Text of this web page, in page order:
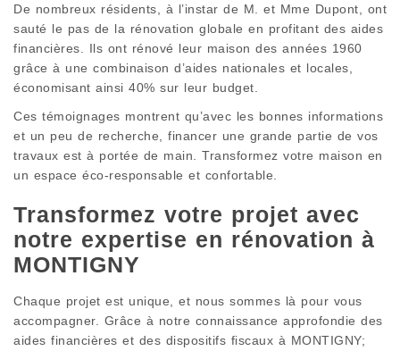
De nombreux résidents, à l’instar de M. et Mme Dupont, ont
sauté le pas de la rénovation globale en profitant des aides
financières. Ils ont rénové leur maison des années 1960
grâce à une combinaison d’aides nationales et locales,
économisant ainsi 40% sur leur budget.
Ces témoignages montrent qu’avec les bonnes informations
et un peu de recherche, financer une grande partie de vos
travaux est à portée de main. Transformez votre maison en
un espace éco-responsable et confortable.
Transformez votre projet avec
notre expertise en rénovation à
MONTIGNY
Chaque projet est unique, et nous sommes là pour vous
accompagner. Grâce à notre connaissance approfondie des
aides financières et des dispositifs fiscaux à MONTIGNY;